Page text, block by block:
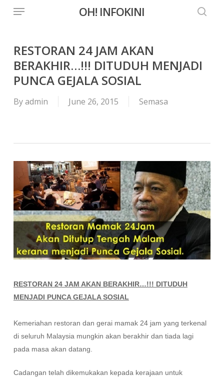
content
OH! INFOKINI
Menu
RESTORAN 24 JAM AKAN
BERAKHIR…!!! DITUDUH MENJADI
PUNCA GEJALA SOSIAL
Byadmin June 26, 2015 Semasa
RESTORAN 24 JAM AKAN BERAKHIR…!!! DITUDUH
MENJADI PUNCA GEJALA SOSIAL
Kemeriahan restoran dan gerai mamak 24 jam yang terkenal
di seluruh Malaysia mungkin akan berakhir dan tiada lagi
pada masa akan datang.
Cadangan telah dikemukakan kepada kerajaan untuk